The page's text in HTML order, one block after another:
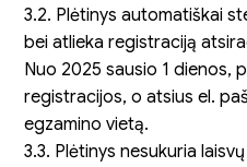
3.2. Plėtinys automatiškai
bei atlieka registraciją
Nuo 2025 sausio 1 dienos,
registracijos, o atsius el.
egzamino vietą.
3.3. Plėtinys nesukuria